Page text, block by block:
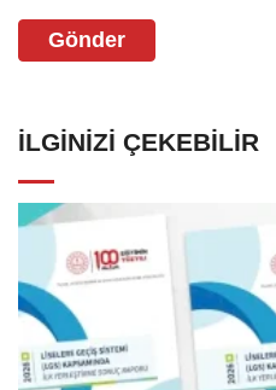
Gönder
İLGINIZI ÇEKEBILIR